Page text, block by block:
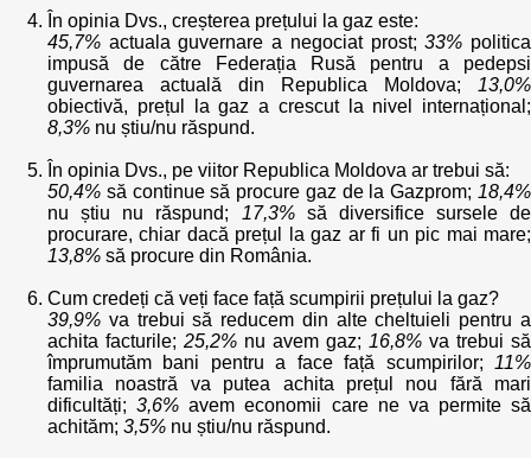
În opinia Dvs., creșterea prețului la gaz este:
45,7% actuala guvernare a negociat prost;33% politica
impusă de către Federația Rusă pentru a pedepsi
guvernarea actuală din Republica Moldova; 13,0%
obiectivă, prețul la gaz a crescut la nivel internațional;
8,3% nu știu/nu răspund.
În opinia Dvs., pe viitor Republica Moldova ar trebui să:
50,4% să continue să procure gaz de la Gazprom; 18,4%
nu știu nu răspund; 17,3%să diversifice sursele de
procurare, chiar dacă prețul la gaz ar fi un pic mai mare;
13,8% să procure din România.
Cum credeți că veți face față scumpirii prețului la gaz?
39,9% va trebui să reducem din alte cheltuieli pentru a
achita facturile; 25,2% nu avem gaz; 16,8% va trebui să
împrumutăm bani pentru a face față scumpirilor; 11%
familia noastră va putea achita prețul nou fără mari
dificultăți;3,6% avem economii care ne va permite să
achităm; 3,5% nu știu/nu răspund.